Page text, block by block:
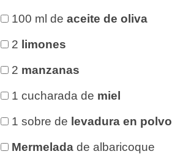
100 ml deaceite de oliva
2 limones
2 manzanas
1 cucharada de miel
1 sobre de levadura en polvo
Mermelada de albaricoque